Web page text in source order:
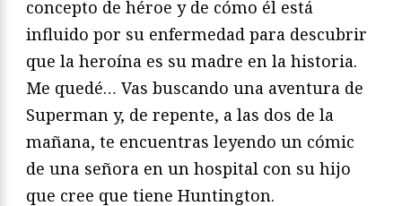
concepto de héroe y de cómo él está
influido por su enfermedad para descubrir
que la heroína es su madre en la historia.
Me quedé… Vas buscando una aventura de
Superman y, de repente, a las dos de la
mañana, te encuentras leyendo un cómic
de una señora en un hospital con su hijo
que cree que tiene Huntington.